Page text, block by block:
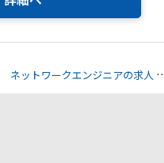
ネットワークエンジニアの求人